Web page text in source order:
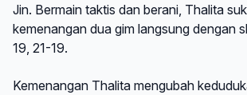
Jin. Bermain taktis dan berani, Thalita
kemenangan dua gim langsung dengan
19, 21-19.
Kemenangan Thalita mengubah